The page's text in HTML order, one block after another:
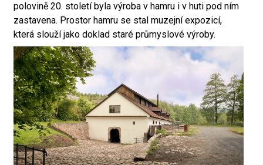
polovině 20. století byla výroba v hamru i v huti pod ním
zastavena. Prostor hamru se stal muzejní expozicí,
která slouží jako doklad staré průmyslové výroby.